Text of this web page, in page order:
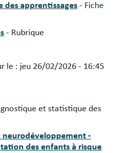
des apprentissages - Fiche
- Rubrique
le : jeu 26/02/2026 - 16:45
et statistique des
neurodéveloppement -
des enfants à risque